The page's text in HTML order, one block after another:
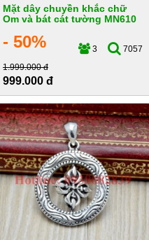
Mặt dây chuyền khắc chữ
Om và bát cát tường MN610
- 50% 3
7057
1.999.000 đ
999.000 đ